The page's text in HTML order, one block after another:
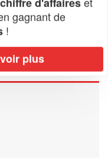
de Pointe-
gagnant de
!
plus